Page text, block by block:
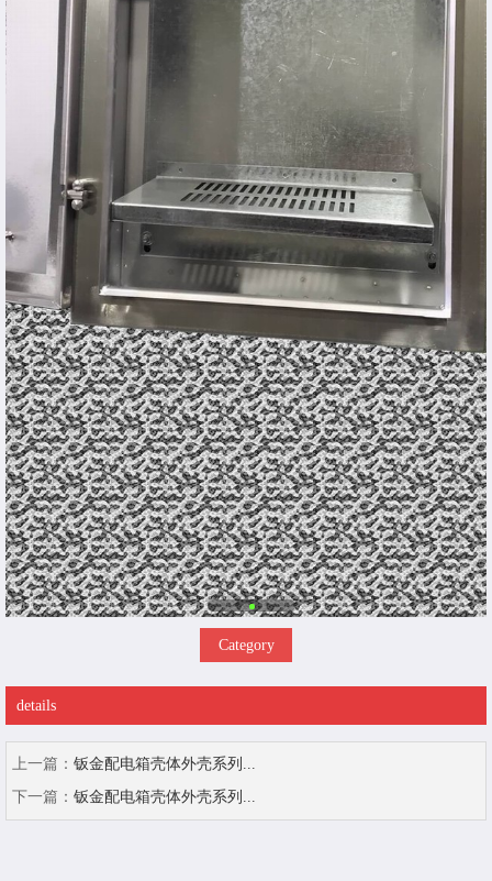
Category
details
上一篇： 钣金配电箱壳体外壳系列...
下一篇： 钣金配电箱壳体外壳系列...